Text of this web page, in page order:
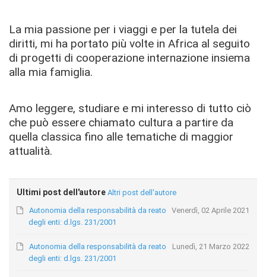
La mia passione per i viaggi e per la tutela dei
diritti, mi ha portato più volte in Africa al seguito
di progetti di cooperazione internazione insiema
alla mia famiglia.
Amo leggere, studiare e mi interesso di tutto ciò
che può essere chiamato cultura a partire da
quella classica fino alle tematiche di maggior
attualità.
Ultimi post dell'autore Altri post dell'autore
Venerdì, 02 Aprile 2021
Autonomia della responsabilità da reato
degli enti: d.lgs. 231/2001
Lunedì, 21 Marzo 2022
Autonomia della responsabilità da reato
degli enti: d.lgs. 231/2001